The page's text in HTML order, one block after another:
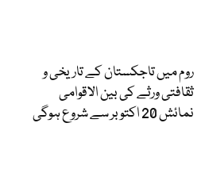
روم میں تاجکستان کے تاریخی و
ثقافتی ورثے کی بین الاقوامی
نمائش 20 اکتوبر سے شروع ہوگی